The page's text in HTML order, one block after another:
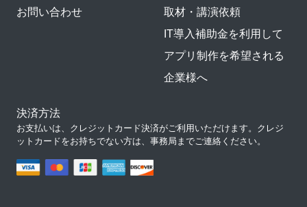
お問い合わせ
取材・講演依頼
IT導入補助金を利用して
アプリ制作を希望される
企業様へ
決済方法
お支払いは、クレジットカード決済がご利用いただけます。クレジ
ットカードをお持ちでない方は、事務局までご連絡ください。